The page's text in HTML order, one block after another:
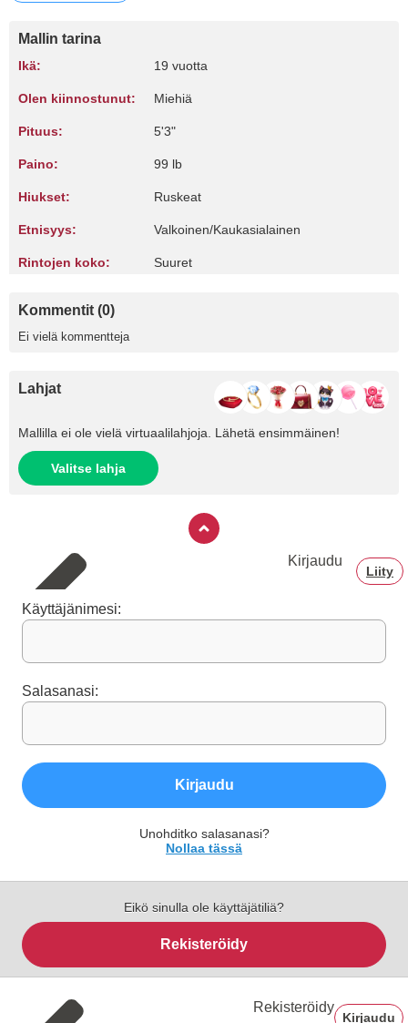
Mallin tarina
Ikä: 19 vuotta
Olen kiinnostunut: Miehiä
Pituus: 5'3"
Paino: 99 lb
Hiukset: Ruskeat
Etnisyys: Valkoinen/Kaukasialainen
Rintojen koko: Suuret
Kommentit (0)
Ei vielä kommentteja
Lahjat
Mallilla ei ole vielä virtuaalilahjoja. Lähetä ensimmäinen!
Valitse lahja
Kirjaudu
Liity
Käyttäjänimesi:
Salasanasi:
Kirjaudu
Unohditko salasanasi?
Nollaa tässä
Eikö sinulla ole käyttäjätiliä?
Rekisteröidy
Rekisteröidy
Kirjaudu